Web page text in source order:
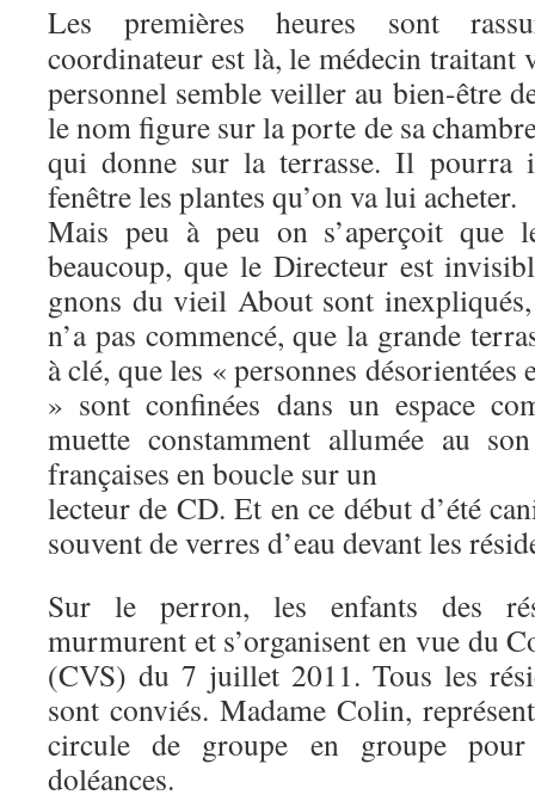
Les premières heures sont
coordinateur est là, le médecin traitant
personnel semble veiller au bien-être
le nom figure sur la porte de sa
qui donne sur la terrasse. Il pourra
fenêtre les plantes qu’on va lui acheter.
Mais peu à peu on s’aperçoit que
beaucoup, que le Directeur est
gnons du vieil About sont
n’a pas commencé, que la grande
à clé, que les « personnes désorientées
» sont confinées dans un espace
muette constamment allumée au
françaises en boucle sur un
lecteur de CD. Et en ce début d’été
souvent de verres d’eau devant les
Sur le perron, les enfants des
murmurent et s’organisent en vue du
(CVS) du 7 juillet 2011. Tous les
sont conviés. Madame Colin,
circule de groupe en groupe
doléances.